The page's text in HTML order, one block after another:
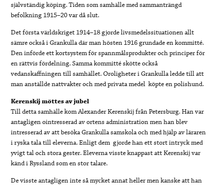
självständig köping. Tiden som samhälle med sammanträngd
befolkning 1915–20 var då slut.
Det första världskriget 1914–18 gjorde livsmedelssituationen allt
sämre också i Grankulla där man hösten 1916 grundade en kommitté.
Den införde ett kortsystem för spannmålsprodukter och principer för
en rättvis fördelning. Samma kommitté skötte också
vedanskaffningen till samhället. Oroligheter i Grankulla ledde till att
man anställde nattvakter och med privata medel köpte en polishund.
Kerenskij möttes av jubel
Till detta samhälle kom Alexander Kerenskij från Petersburg. Han var
antagligen ointresserad av ortens administration men han blev
intresserad av att besöka Grankulla samskola och med hjälp av läraren
i ryska tala till eleverna. Enligt dem gjorde han ett stort intryck med
yvigt tal och stora gester. Eleverna visste knappast att Kerenskij var
känd i Ryssland som en stor talare.
De visste antagligen inte så mycket annat heller men kanske att han